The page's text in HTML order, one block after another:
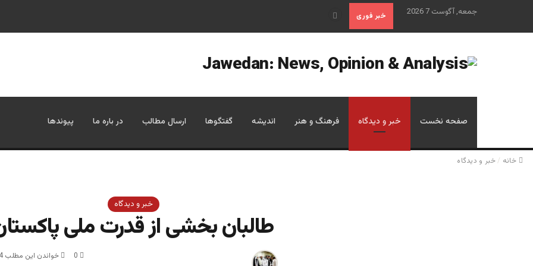
جمعه, آگوست 7 2026 خبر فوری علم تاریخ
صفحه نخست خبر و دیدگاه فرهنگ و هنر اندیشه گفتگوها ارسال مطالب در باره ما پیوندها
خانه /خبر و دیدگاه
خبر و دیدگاه
طالبان بخشی از قدرت ملی
0 خواندن این مطلب 4 دقیقه زمان میبرد